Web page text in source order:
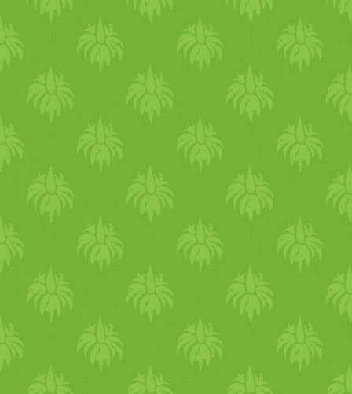
végighaladva egyengessük
mélyhűtőbe legalább 2-3
keményre hűlt, akkor